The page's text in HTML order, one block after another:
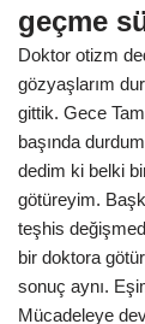
geçme
Doktor otizm
gözyaşlarım
gittik. Gece
başında
dedim ki belki
götüreyim.
teşhis
bir doktora
sonuç aynı.
Mücadeleye